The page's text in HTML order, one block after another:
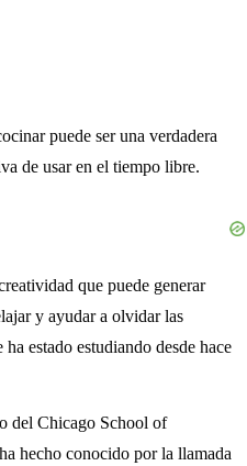
puede ser una verdadera
de usar en el tiempo libre.
que puede generar
y ayudar a olvidar las
estado estudiando desde hace
del Chicago School of
hecho conocido por la llamada